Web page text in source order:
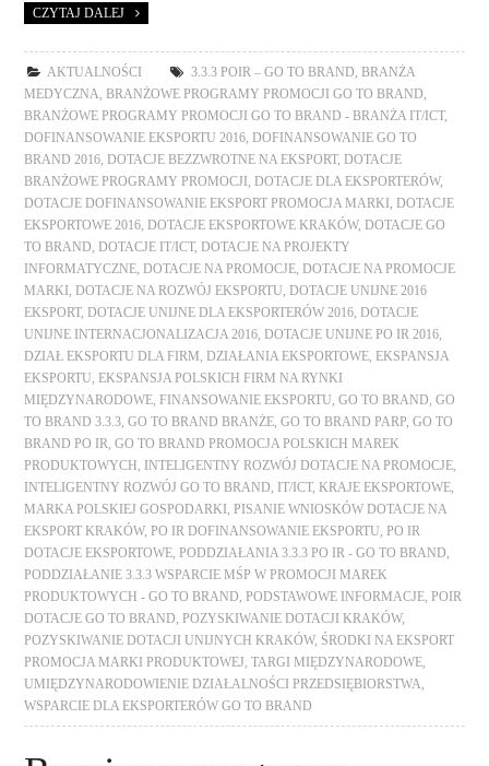
CZYTAJ DALEJ
AKTUALNOŚCI 3.3.3 POIR – GO TO BRAND ,BRANŻA
MEDYCZNA ,BRANŻOWE PROGRAMY PROMOCJI GO TO BRAND
BRANŻOWE PROGRAMY PROMOCJI GO TO BRAND - BRANŻA IT/ICT,
DOFINANSOWANIE EKSPORTU 2016 ,DOFINANSOWANIE GO TO
BRAND 2016 ,DOTACJE BEZZWROTNE NA EKSPORT,DOTACJE
BRANŻOWE PROGRAMY PROMOCJI
,DOTACJE DLA EKSPORTERÓW,
DOTACJE DOFINANSOWANIE EKSPORT PROMOCJA MARKI
,DOTACJE
EKSPORTOWE 2016 ,DOTACJE EKSPORTOWE KRAKÓW,DOTACJE GO
TO BRAND ,DOTACJE IT/ICT,DOTACJE NA PROJEKTY
INFORMATYCZNE ,DOTACJE NA PROMOCJE ,DOTACJE NA PROMOCJE
MARKI
,DOTACJE NA ROZWÓJ EKSPORTU ,DOTACJE UNIJNE 2016
EKSPORT,DOTACJE UNIJNE DLA EKSPORTERÓW 2016 ,DOTACJE
UNIJNE INTERNACJONALIZACJA 2016 ,DOTACJE UNIJNE PO IR 2016
DZIAŁ EKSPORTU DLA FIRM ,DZIAŁANIA EKSPORTOWE ,EKSPANSJA
EKSPORTU ,EKSPANSJA POLSKICH FIRM NA RYNKI
MIĘDZYNARODOWE ,FINANSOWANIE EKSPORTU ,GO TO BRAND ,GO
TO BRAND 3.3.3 ,GO TO BRAND BRANŻE ,GO TO BRAND PARP ,GO TO
BRAND PO IR ,GO TO BRAND PROMOCJA POLSKICH MAREK
PRODUKTOWYCH
INTELIGENTNY ROZWÓJ DOTACJE NA PROMOCJE
INTELIGENTNY ROZWÓJ GO TO BRAND
IT/ICT,KRAJE EKSPORTOWE
MARKA POLSKIEJ GOSPODARKI
,PISANIE WNIOSKÓW DOTACJE NA
EKSPORT KRAKÓW,PO IR DOFINANSOWANIE EKSPORTU ,PO IR
DOTACJE EKSPORTOWE ,PODDZIAŁANIA 3.3.3 PO IR - GO TO BRAND
PODDZIAŁANIE 3.3.3 WSPARCIE MŚP W PROMOCJI MAREK
PRODUKTOWYCH - GO TO BRAND ,PODSTAWOWE INFORMACJE ,POIR
DOTACJE GO TO BRAND ,POZYSKIWANIE DOTACJI KRAKÓW,
POZYSKIWANIE DOTACJI UNIJNYCH KRAKÓW, ŚRODKI NA EKSPORT
PROMOCJA MARKI PRODUKTOWEJ ,TARGI MIĘDZYNARODOWE
UMIĘDZYNARODOWIENIE DZIAŁALNOŚCI PRZEDSIĘBIORSTWA
WSPARCIE DLA EKSPORTERÓW GO TO BRAND